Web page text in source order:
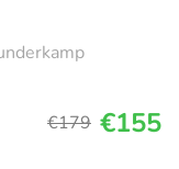
€179 €155